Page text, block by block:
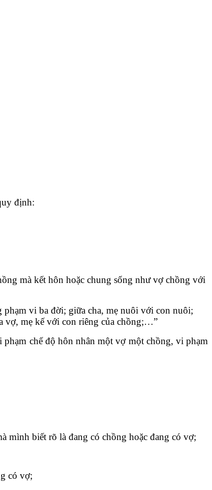
định:
mà kết hôn hoặc chung sống như vợ chồng với
vi ba đời; giữa cha, mẹ nuôi với con nuôi;
vợ, mẹ kế với con riêng của chồng;…”
chế độ hôn nhân một vợ một chồng, vi phạm
mình biết rõ là đang có chồng hoặc đang có vợ;
có vợ;